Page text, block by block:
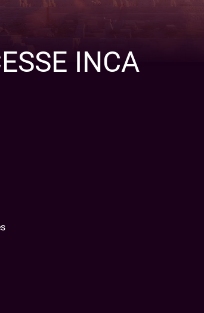
INCA
qui parcourent le royaume. Mais
se déguise en garçon pour